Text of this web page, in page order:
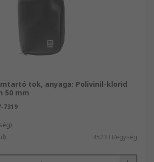
tok, anyaga: Polivinil-klorid
50 mm
7319
4523 Ft/egység